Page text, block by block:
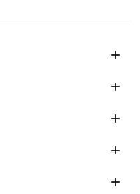




